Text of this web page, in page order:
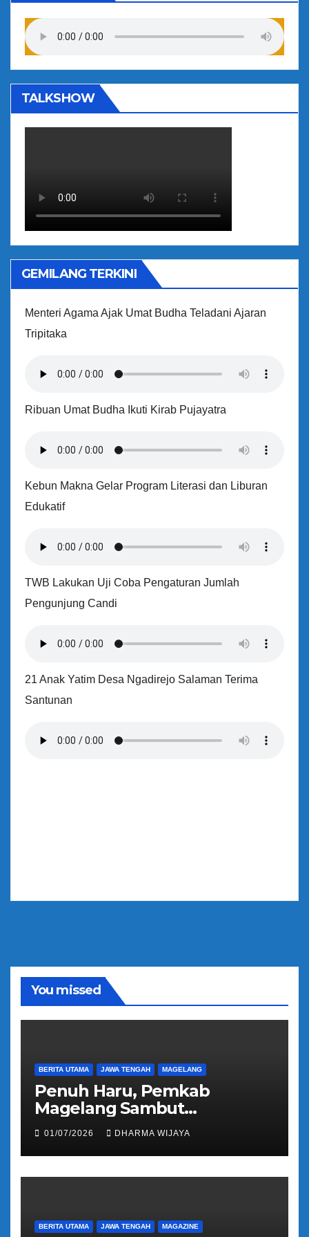
TALKSHOW
GEMILANG TERKINI
Menteri Agama Ajak Umat Budha Teladani Ajaran
Tripitaka
Ribuan Umat Budha Ikuti Kirab Pujayatra
Kebun Makna Gelar Program Literasi dan Liburan
Edukatif
TWB Lakukan Uji Coba Pengaturan Jumlah
Pengunjung Candi
21 Anak Yatim Desa Ngadirejo Salaman Terima
Santunan
You missed
BERITA UTAMA JAWA TENGAH MAGELANG
Penuh Haru, Pemkab
Magelang Sambut
Kepulangan Jemaah Haji
Kloter 81
01/07/2026 DHARMA WIJAYA
BERITA UTAMA JAWA TENGAH MAGAZINE